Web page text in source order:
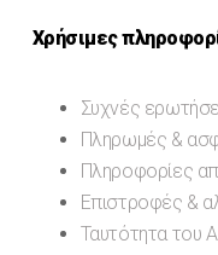
Χρήσιμες
Συχνές
Πληρωμές &
Πληροφορίες
Επιστροφές &
Ταυτότητα του